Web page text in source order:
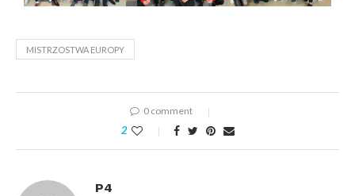
MISTRZOSTWA EUROPY
0 comment
2
P4